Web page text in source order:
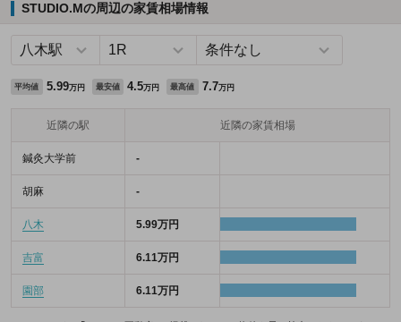
STUDIO.Mの周辺の家賃相場情報
平均値 5.99万円 最安値 4.5万円 最高値 7.7万円
近隣の駅 近隣の家賃相場
鍼灸大学前 -
胡麻 -
八木 5.99万円
吉富 6.11万円
園部 6.11万円